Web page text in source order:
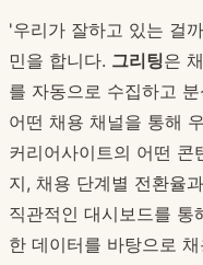
'우리가 잘하고 있는 걸
민을 합니다. 그리팅은
를 자동으로 수집하고
어떤 채용 채널을 통해
커리어사이트의 어떤 콘
지, 채용 단계별 전환율
직관적인 대시보드를 통
한 데이터를 바탕으로